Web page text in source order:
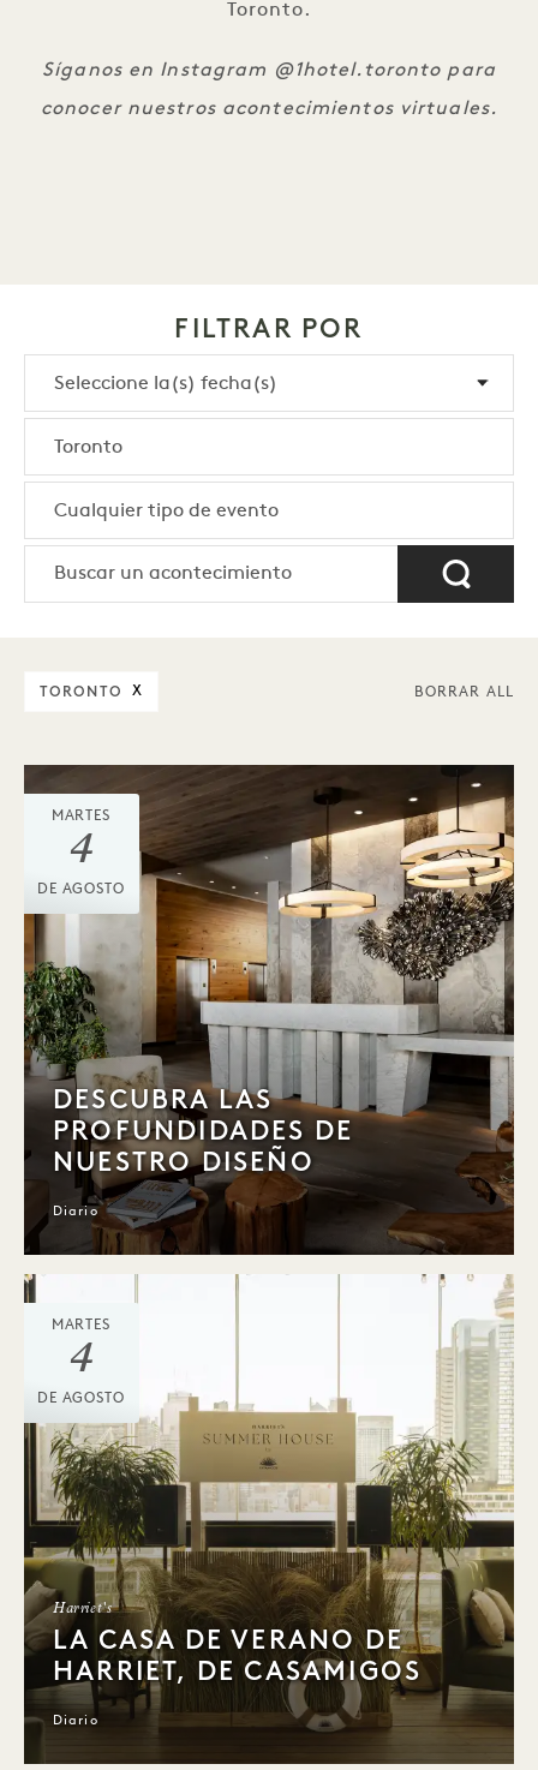
Toronto.
Síganos en Instagram @1hotel.toronto para
conocer nuestros acontecimientos virtuales.
FILTRAR POR
TORONTO X BORRAR ALL
MARTES
4
DE AGOSTO
DESCUBRA LAS
PROFUNDIDADES DE
NUESTRO DISEÑO
Diario
MARTES
4
DE AGOSTO
Harriet's
LA CASA DE VERANO DE
HARRIET, DE CASAMIGOS
Diario